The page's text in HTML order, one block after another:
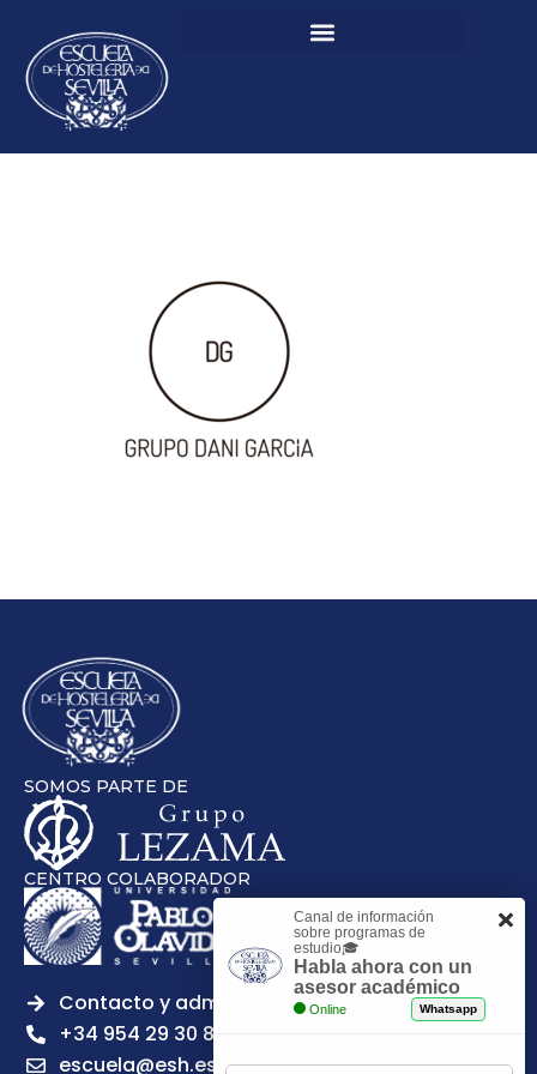
SOMOS PARTE DE
CENTRO COLABORADOR
Contacto y admisiones
+34 954 29 30 81
escuela@esh.es
Canal de información
sobre programas de
estudio🎓
Habla ahora con un
asesor académico
Online Whatsapp